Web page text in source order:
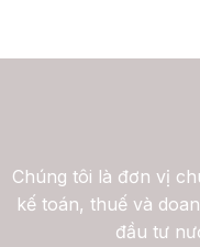
Chúng tôi là đơn vị
kế toán, thuế và
đầu tư